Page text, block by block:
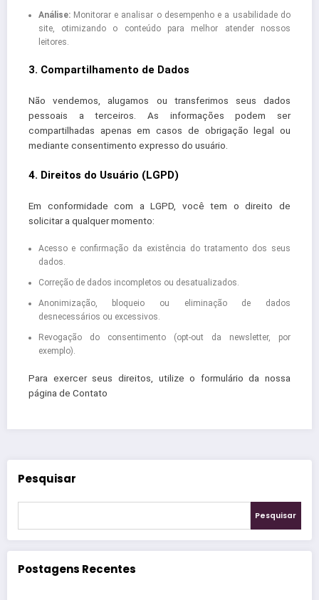
Análise:Monitorar e analisar o desempenho e a usabilidade do
site, otimizando o conteúdo para melhor atender nossos
leitores.
3. Compartilhamento de Dados
Não vendemos, alugamos ou transferimos seus dados
pessoais a terceiros. As informações podem ser
compartilhadas apenas em casos de obrigação legal ou
mediante consentimento expresso do usuário.
4. Direitos do Usuário (LGPD)
Em conformidade com a LGPD, você tem o direito de
solicitar a qualquer momento:
Acesso e confirmação da existência do tratamento dos seus
dados.
Correção de dados incompletos ou desatualizados.
Anonimização, bloqueio ou eliminação de dados
desnecessários ou excessivos.
Revogação do consentimento (opt-out da newsletter, por
exemplo).
Para exercer seus direitos, utilize o formulário da nossa
página de Contato
Pesquisar
Pesquisar
Postagens Recentes